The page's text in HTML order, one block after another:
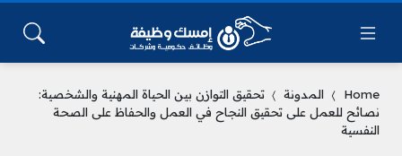
Home المدونة
تحقيق التوازن بين الحياة المهنية والشخصية:
نصائح للعمل على تحقيق النجاح في العمل والحفاظ على الصحة
النفسية